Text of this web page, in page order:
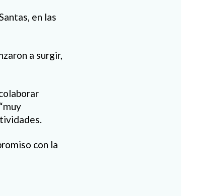
en las
a surgir,
con la